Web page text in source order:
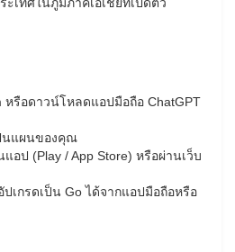
เทศในภูมิภาคเอเชียที่เปิดตัว
หรือดาวน์โหลดแอปมือถือ ChatGPT
นแผนของคุณ
อป (Play / App Store) หรือผ่านเว็บ
เกรดเป็น Go ได้จากแอปมือถือหรือ